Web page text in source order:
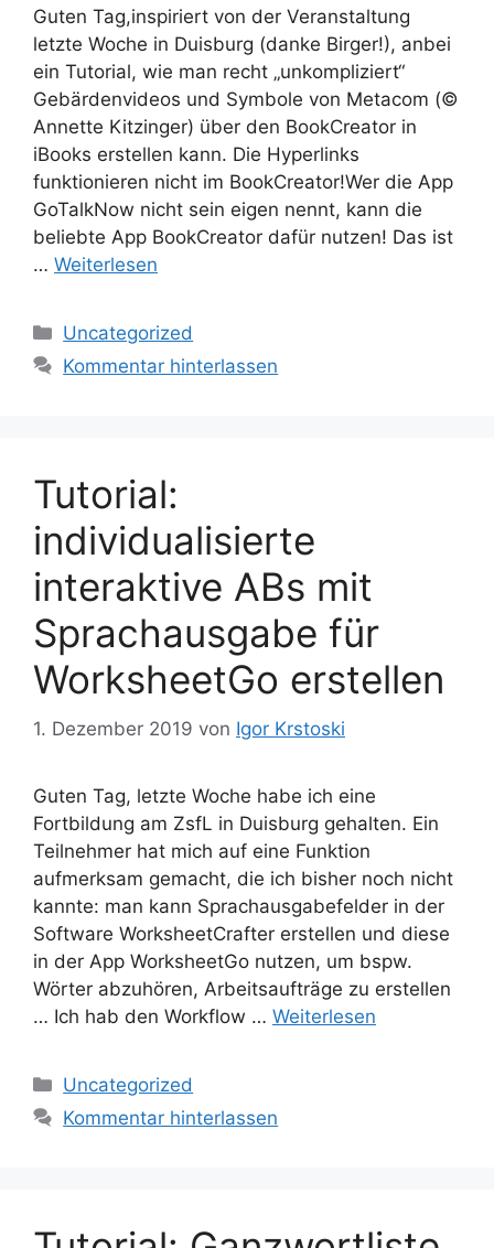
Guten Tag,inspiriert von der Veranstaltung
letzte Woche in Duisburg (danke Birger!), anbei
ein Tutorial, wie man recht „unkompliziert“
Gebärdenvideos und Symbole von Metacom (©
Annette Kitzinger) über den BookCreator in
iBooks erstellen kann. Die Hyperlinks
funktionieren nicht im BookCreator!Wer die App
GoTalkNow nicht sein eigen nennt, kann die
beliebte App BookCreator dafür nutzen! Das ist
… Weiterlesen
Kategorien
Uncategorized
Kommentar hinterlassen
Tutorial:
individualisierte
interaktive ABs mit
Sprachausgabe für
WorksheetGo erstellen
1. Dezember 2019 von Igor Krstoski
Guten Tag, letzte Woche habe ich eine
Fortbildung am ZsfL in Duisburg gehalten. Ein
Teilnehmer hat mich auf eine Funktion
aufmerksam gemacht, die ich bisher noch nicht
kannte: man kann Sprachausgabefelder in der
Software WorksheetCrafter erstellen und diese
in der App WorksheetGo nutzen, um bspw.
Wörter abzuhören, Arbeitsaufträge zu erstellen
… Ich hab den Workflow … Weiterlesen
Kategorien
Uncategorized
Kommentar hinterlassen